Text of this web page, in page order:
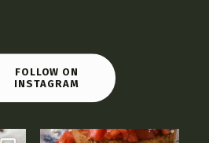
FOLLOW ON
INSTAGRAM